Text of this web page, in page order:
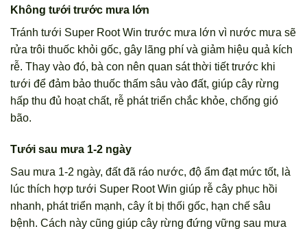
Không tưới trước mưa lớn
Tránh tưới Super Root Win trước mưa lớn vì nước mưa sẽ
rửa trôi thuốc khỏi gốc, gây lãng phí và giảm hiệu quả kích
rễ. Thay vào đó, bà con nên quan sát thời tiết trước khi
tưới để đảm bảo thuốc thấm sâu vào đất, giúp cây rừng
hấp thu đủ hoạt chất, rễ phát triển chắc khỏe, chống gió
bão.
Tưới sau mưa 1-2 ngày
Sau mưa 1-2 ngày, đất đã ráo nước, độ ẩm đạt mức tốt, là
lúc thích hợp tưới Super Root Win giúp rễ cây phục hồi
nhanh, phát triển mạnh, cây ít bị thối gốc, hạn chế sâu
bệnh. Cách này cũng giúp cây rừng đứng vững sau mưa